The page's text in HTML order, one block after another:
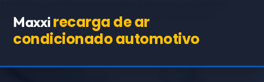
TROCANDO APENAS OS TEXTOS E URLs INDICADOS)
Maxxi recarga de ar
condicionado automotivo